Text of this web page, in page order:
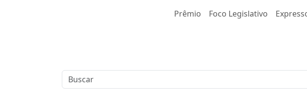
Prêmio Foco Legislativo